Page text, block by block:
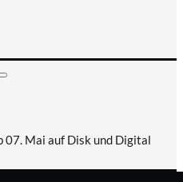
Mai auf Disk und Digital